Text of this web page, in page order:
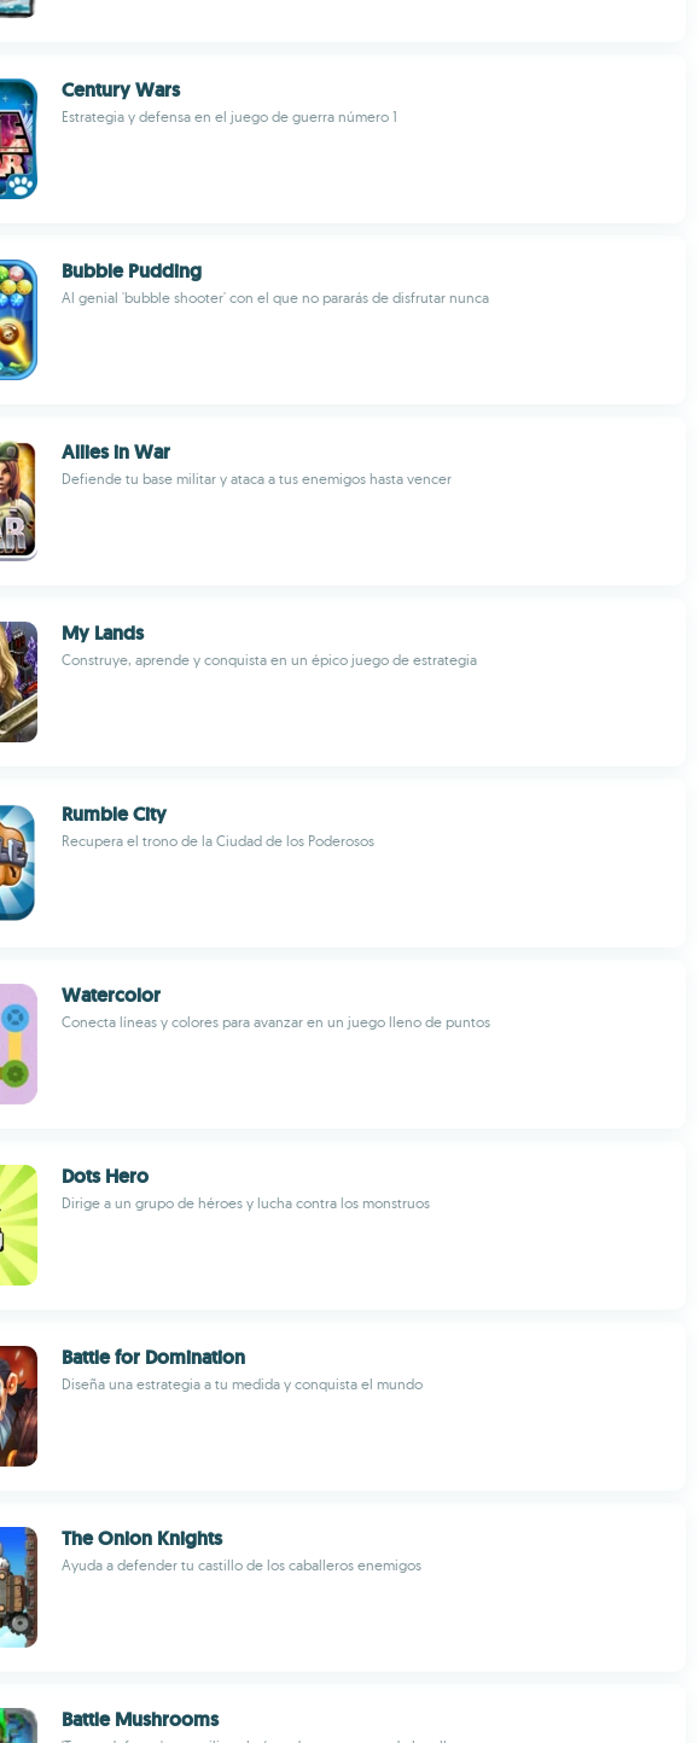
Century Wars
Estrategia y defensa en el juego de guerra número 1
Bubble Pudding
Al genial 'bubble shooter' con el que no pararás de disfrutar nunca
Allies in War
Defiende tu base militar y ataca a tus enemigos hasta vencer
My Lands
Construye, aprende y conquista en un épico juego de estrategia
Rumble City
Recupera el trono de la Ciudad de los Poderosos
Watercolor
Conecta líneas y colores para avanzar en un juego lleno de puntos
Dots Hero
Dirige a un grupo de héroes y lucha contra los monstruos
Battle for Domination
Diseña una estrategia a tu medida y conquista el mundo
The Onion Knights
Ayuda a defender tu castillo de los caballeros enemigos
Battle Mushrooms